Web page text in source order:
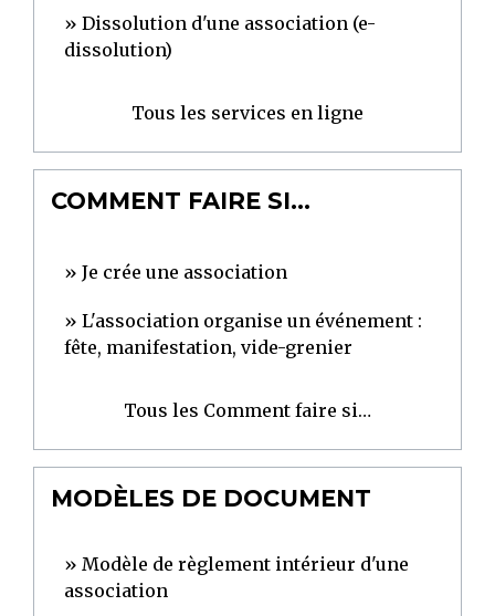
Dissolution d'une association (e-
dissolution)
Tous les services en ligne
COMMENT FAIRE SI…
Je crée une association
L'association organise un événement :
fête, manifestation, vide-grenier
Tous les Comment faire si…
MODÈLES DE DOCUMENT
Modèle de règlement intérieur d'une
association